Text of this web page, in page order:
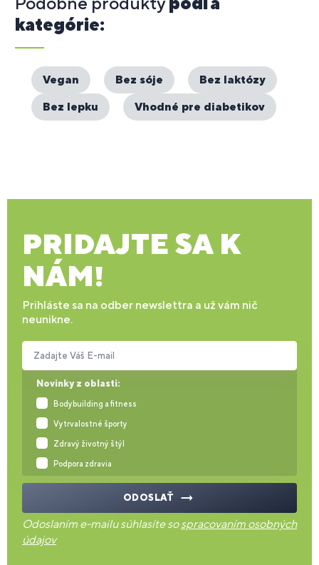
kategórie:
Vegan Bez sóje
Bez laktózy
Bez lepku
Vhodné pre diabetikov
PRIDAJTE SA K
NÁM!
Prihláste sa na odber newslettra a už vám nič
neunikne.
Novinky z oblasti:
Bodybuilding a fitness
Vytrvalostné športy
Zdravý životný štýl
Podpora zdravia
Zadajte Váš E-mail
ODOSLAŤ
Odoslaním e-mailu súhlasíte sospracovaním osobných
údajov